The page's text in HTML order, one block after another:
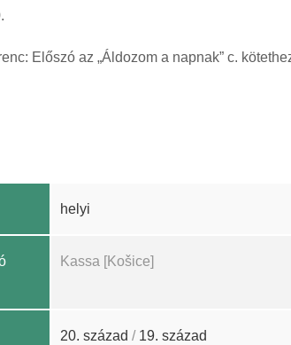
Előszó az „Áldozom a napnak” c.
helyi
Kassa [Košice]
20. század / 19. század